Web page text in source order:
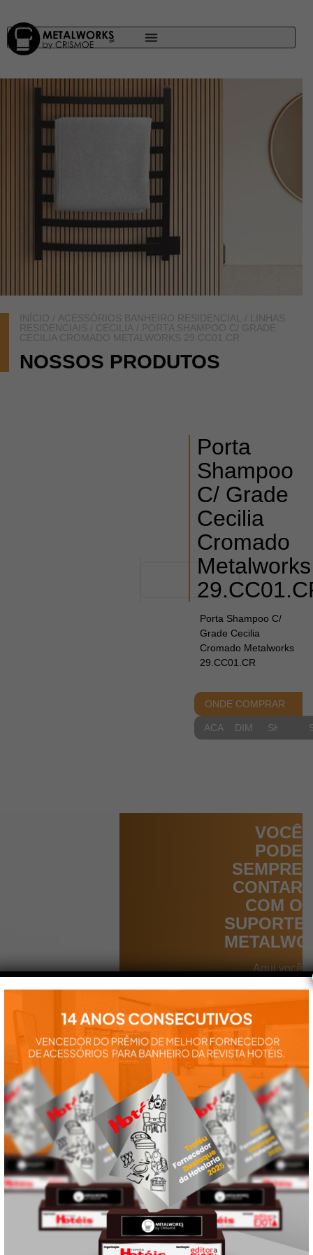
INÍCIO / ACESSÓRIOS BANHEIRO RESIDENCIAL /
LINHAS
RESIDENCIAIS / CECILIA / PORTA SHAMPOO C/ GRADE
CECILIA CROMADO METALWORKS 29.CC01.CR
NOSSOS PRODUTOS
Porta
Shampoo
C/ Grade
Cecilia
Cromado
Metalworks
Porta Shampoo C/
Grade Cecilia
Cromado Metalworks
29.CC01.CR
ONDE COMPRAR
ACABAMENTOS
DIMENSIONAIS
VOCÊ
PODE
SEMPRE
CONTAR
COM O
SUPORTE
Aqui você
encontra tudo
para a
utilização de
produtos:
manuais,
vídeos,
catálogos e
tudo mais que
precisa.
VEJA
TAMBÉM